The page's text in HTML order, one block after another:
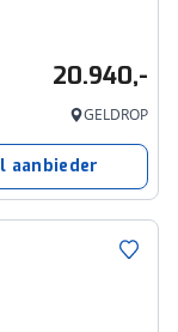
20.940,-
GELDROP
aanbieder